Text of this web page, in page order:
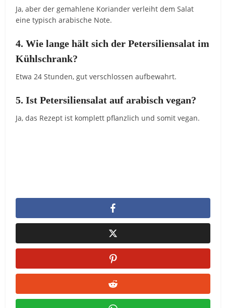
Ja, aber der gemahlene Koriander verleiht dem Salat
eine typisch arabische Note.
4. Wie lange hält sich der Petersiliensalat im
Kühlschrank?
Etwa 24 Stunden, gut verschlossen aufbewahrt.
5. Ist Petersiliensalat auf arabisch vegan?
Ja, das Rezept ist komplett pflanzlich und somit vegan.